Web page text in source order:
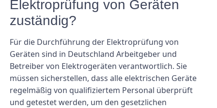
Elektroprüfung von Geräten
zuständig?
Für die Durchführung der Elektroprüfung von
Geräten sind in Deutschland Arbeitgeber und
Betreiber von Elektrogeräten verantwortlich. Sie
müssen sicherstellen, dass alle elektrischen Geräte
regelmäßig von qualifiziertem Personal überprüft
und getestet werden, um den gesetzlichen